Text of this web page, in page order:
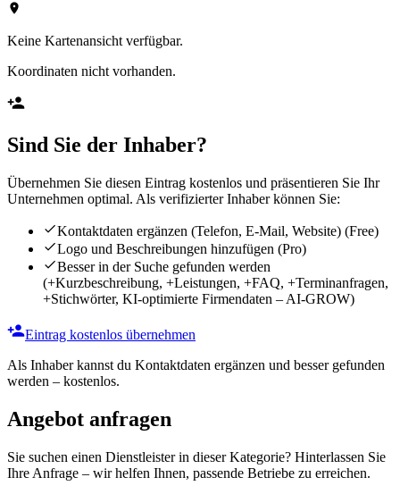
Keine Kartenansicht verfügbar.
Koordinaten nicht vorhanden.
Sind Sie der Inhaber?
Übernehmen Sie diesen Eintrag kostenlos und präsentieren Sie Ihr
Unternehmen optimal. Als verifizierter Inhaber können Sie:
Kontaktdaten ergänzen (Telefon, E-Mail, Website) (Free)
Logo und Beschreibungen hinzufügen (Pro)
Besser in der Suche gefunden werden
(+Kurzbeschreibung, +Leistungen, +FAQ, +Terminanfragen,
+Stichwörter, KI-optimierte Firmendaten – AI-GROW)
Eintrag kostenlos übernehmen
Als Inhaber kannst du Kontaktdaten ergänzen und besser gefunden
werden – kostenlos.
Angebot anfragen
Sie suchen einen Dienstleister in dieser Kategorie? Hinterlassen Sie
Ihre Anfrage – wir helfen Ihnen, passende Betriebe zu erreichen.